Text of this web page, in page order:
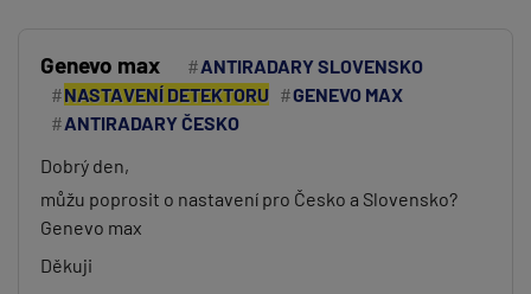
Genevo max
ANTIRADARY SLOVENSKO
NASTAVENÍ DETEKTORU
GENEVO MAX
ANTIRADARY ČESKO
Dobrý den,
můžu poprosit o nastavení pro Česko a Slovensko?
Genevo max
Děkuji